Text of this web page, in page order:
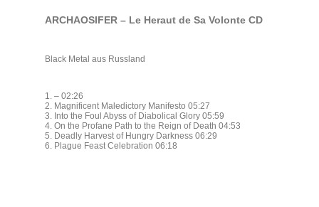
ARCHAOSIFER – Le Heraut de Sa Volonte CD
Black Metal aus Russland
1. – 02:26
2. Magnificent Maledictory Manifesto 05:27
3. Into the Foul Abyss of Diabolical Glory 05:59
4. On the Profane Path to the Reign of Death 04:53
5. Deadly Harvest of Hungry Darkness 06:29
6. Plague Feast Celebration 06:18